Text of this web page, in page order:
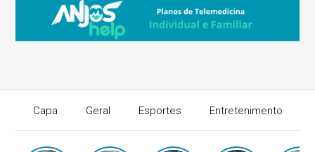
Capa Geral Esportes Entretenimento